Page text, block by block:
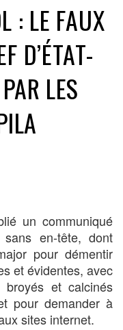
: LE FAUX
D’ÉTAT-
LES
un communiqué
en-tête, dont
pour démentir
et évidentes, avec
et calcinés
pour demander à
sites internet.